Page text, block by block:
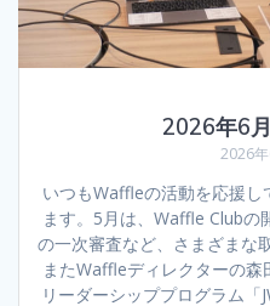
2026年6
2026
いつもWaffleの活動を応援
ます。5月は、Waffle Club
の一次審査など、さまざまな
またWaffleディレクターの
リーダーシッププログラム